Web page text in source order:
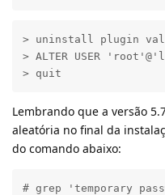
> uninstall plugin
> ALTER USER
> quit
Lembrando que a versão
aleatória no final da
do comando abaixo:
# grep 'temporary